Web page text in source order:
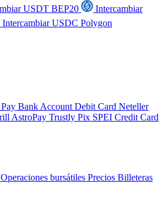
USDT BEP20
Intercambiar
Intercambiar USDC Polygon
Bank Account Debit Card Neteller
AstroPay Trustly Pix SPEI Credit Card
Operaciones bursátiles Precios Billeteras